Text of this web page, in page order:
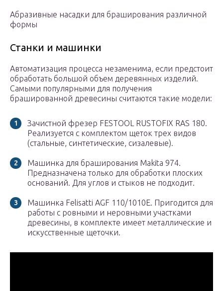
Абразивные насадки для браширования различной
формы
Станки и машинки
Автоматизация процесса незаменима, если предстоит
обработать большой объем деревянных изделий.
Самыми популярными для получения
брашированной древесины считаются такие модели:
Зачистной фрезер FESTOOL RUSTOFIX RAS 180.
Реализуется с комплектом щеток трех видов
(стальные, синтетические, сизалевые).
Машинка для браширования Makita 974.
Предназначена только для обработки плоских
оснований. Для углов и стыков не подходит.
Машинка Felisatti AGF 110/1010Е. Пригодится для
работы с ровными и неровными участками
древесины, в комплекте имеет металлические и
искусственные щеточки.